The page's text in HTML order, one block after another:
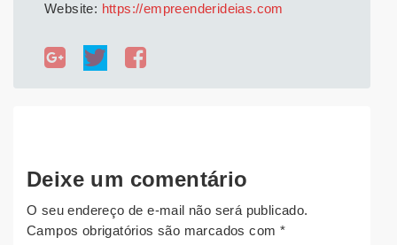
Website: https://empreenderideias.com
Deixe um comentário
O seu endereço de e-mail não será publicado.
Campos obrigatórios são marcados com *